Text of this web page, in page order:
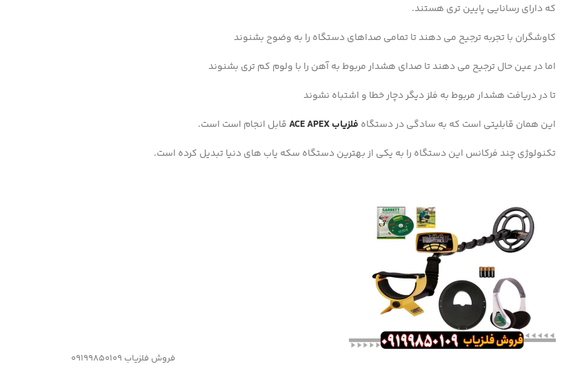
که دارای رسانایی پایین تری هستند.
کاوشگران با تجربه ترجیح می دهند تا تمامی صداهای دستگاه را به وضوح بشنوند
اما در عین حال ترجیح می دهند تا صدای هشدار مربوط به آهن را با ولوم کم تری بشنوند
تا در دریافت هشدار مربوط به فلز دیگر دچار خطا و اشتباه نشوند
این همان قابلیتی است که به سادگی در دستگاه فلزیاب ACE APEX
قابل انجام است است.
تکنولوژی چند فرکانس این دستگاه را به یکی از بهترین دستگاه سکه یاب های دنیا تبدیل کرده است.
فروش فلزیاب 09199850109